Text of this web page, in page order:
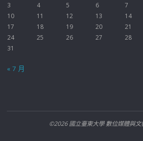
3
4 5 6 7
10
11 12 13 14
17
18 19 20 21
24
25 26 27 28
31
« 7 月
©2026 國立臺東大學 數位媒體與文